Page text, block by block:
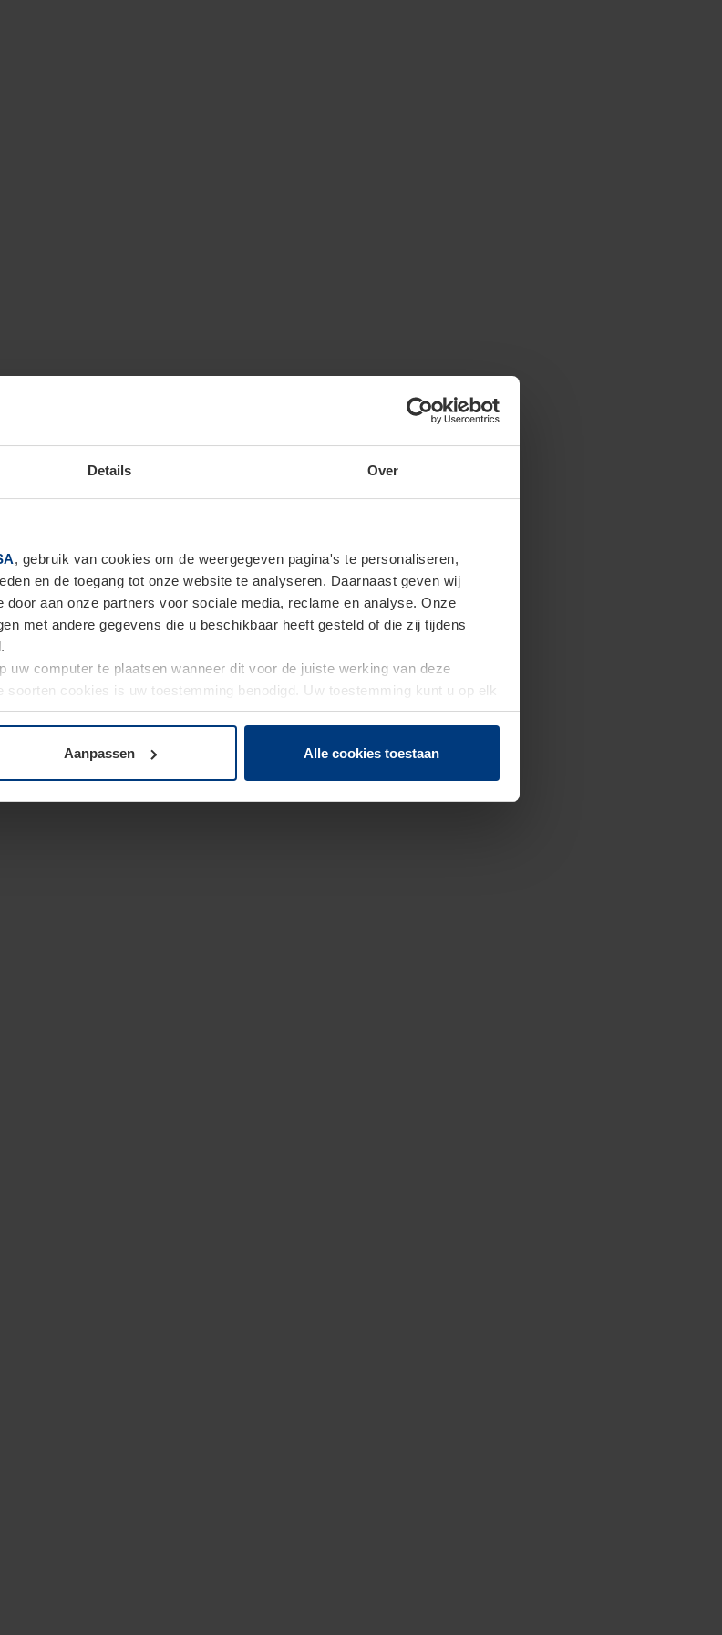
Details Over
, gebruik van cookies om de weergegeven pagina's te personaliseren,
en de toegang tot onze website te analyseren. Daarnaast geven wij
aan onze partners voor sociale media, reclame en analyse. Onze
met andere gegevens die u beschikbaar heeft gesteld of die zij tijdens
uw computer te plaatsen wanneer dit voor de juiste werking van deze
cookies is uw toestemming benodigd. Uw toestemming kunt u op elk
Privacyverklaringop onze website wijzigen of herroepen.
Aanpassen Alle cookies toestaan